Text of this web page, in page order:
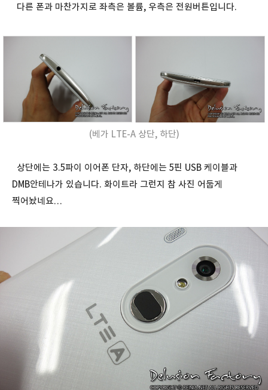
다른 폰과 마찬가지로 좌측은 볼륨, 우측은 전원버튼입니다.
(베가 LTE-A 상단, 하단)
상단에는 3.5파이 이어폰 단자, 하단에는 5핀 USB 케이블과
DMB안테나가 있습니다. 화이트라 그런지 참 사진 어둡게
찍어놨네요…